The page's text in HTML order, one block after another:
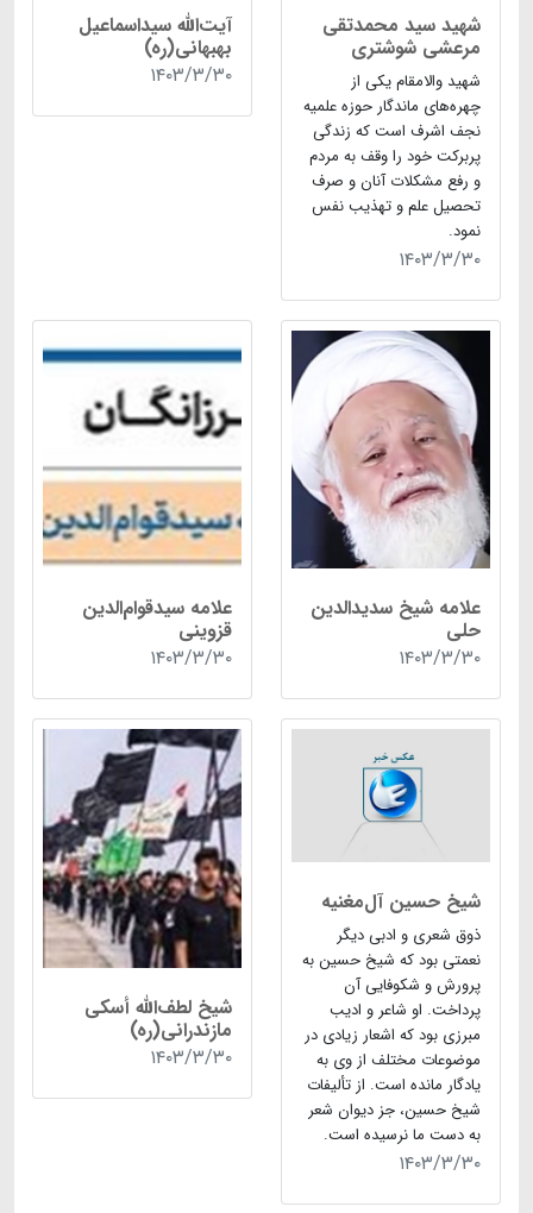
شهید سید محمدتقی
مرعشی شوشتری
شهید والامقام یکی از
چهره‌های ماندگار حوزه علمیه
نجف اشرف است که زندگی
پربرکت خود را وقف به مردم
و رفع مشکلات آنان و صرف
تحصیل علم و تهذیب نفس
نمود.
۱۴۰۳/۳/۳۰
آیت‌الله سیداسماعیل
بهبهانی(ره)
۱۴۰۳/۳/۳۰
علامه شیخ سدید‌الدین
حلی
۱۴۰۳/۳/۳۰
علامه سیدقوام‌الدین
قزوینی
۱۴۰۳/۳/۳۰
شیخ حسین آل‌مغنیه
ذوق شعری و ادبی دیگر
نعمتی بود که شیخ حسین به
پرورش و شکوفایی آن
پرداخت. او شاعر و ادیب
مبرزی بود که اشعار زیادی در
موضوعات مختلف از وی به
یادگار مانده است. از تألیفات
شیخ حسین، جز دیوان شعر
به دست ما نرسیده است.
۱۴۰۳/۳/۳۰
شیخ لطف‌الله أسکی
مازندرانی(ره)
۱۴۰۳/۳/۳۰